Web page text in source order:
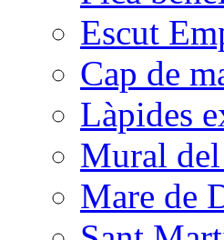
Escut
Cap de
Làpides
Mural
Mare de